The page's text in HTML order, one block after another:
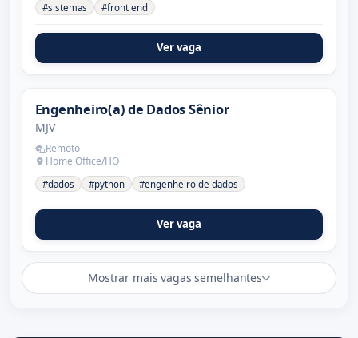
#sistemas #front end
Ver vaga
Engenheiro(a) de Dados Sênior
MJV
Remoto
Home Office/HO
#dados #python #engenheiro de dados
Ver vaga
Mostrar mais vagas semelhantes